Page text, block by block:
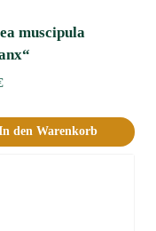
muscipula
den Warenkorb